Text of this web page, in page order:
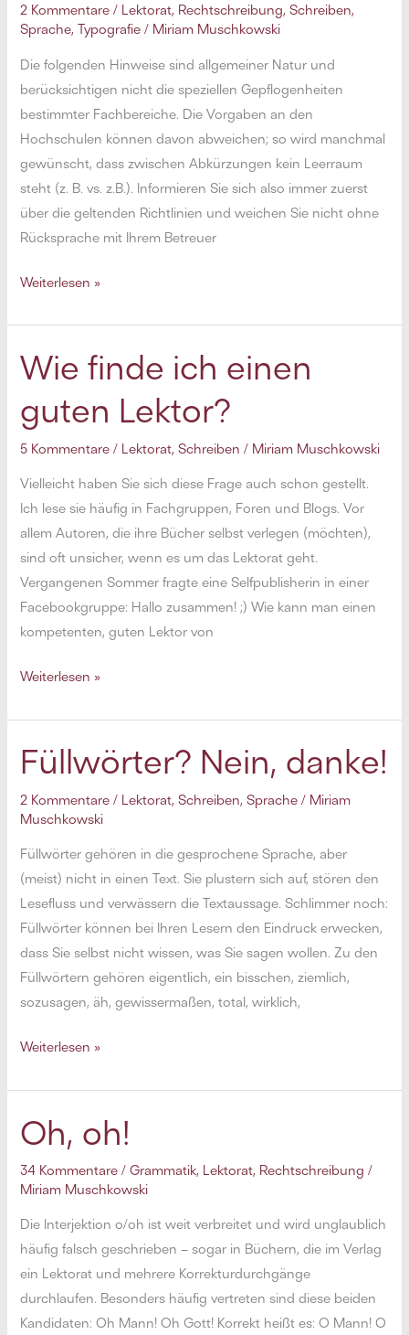
2 Kommentare / Lektorat, Rechtschreibung,Schreiben,
Sprache,Typografie / Miriam Muschkowski
Die folgenden Hinweise sind allgemeiner Natur und
berücksichtigen nicht die speziellen Gepflogenheiten
bestimmter Fachbereiche. Die Vorgaben an den
Hochschulen können davon abweichen; so wird manchmal
gewünscht, dass zwischen Abkürzungen kein Leerraum
steht (z. B. vs. z.B.). Informieren Sie sich also immer zuerst
über die geltenden Richtlinien und weichen Sie nicht ohne
Rücksprache mit Ihrem Betreuer
Wissenschaftliche
verfassen
–
Tipps
und
Hinweise
für
Studenten
Weiterlesen »
Wie finde ich einen
guten Lektor?
5 Kommentare / Lektorat,Schreiben / Miriam Muschkowski
Vielleicht haben Sie sich diese Frage auch schon gestellt.
Ich lese sie häufig in Fachgruppen, Foren und Blogs. Vor
allem Autoren, die ihre Bücher selbst verlegen (möchten),
sind oft unsicher, wenn es um das Lektorat geht.
Vergangenen Sommer fragte eine Selfpublisherin in einer
Facebookgruppe: Hallo zusammen! ;) Wie kann man einen
kompetenten, guten Lektor von
Wie
ich
einen
guten
Lektor?
Weiterlesen »
Füllwörter? Nein, danke!
2 Kommentare / Lektorat,Schreiben,Sprache / Miriam
Muschkowski
Füllwörter gehören in die gesprochene Sprache, aber
(meist) nicht in einen Text. Sie plustern sich auf, stören den
Lesefluss und verwässern die Textaussage. Schlimmer noch:
Füllwörter können bei Ihren Lesern den Eindruck erwecken,
dass Sie selbst nicht wissen, was Sie sagen wollen. Zu den
Füllwörtern gehören eigentlich, ein bisschen, ziemlich,
sozusagen, äh, gewissermaßen, total, wirklich,
Füllwörter?
danke!
Weiterlesen »
Oh, oh!
34 Kommentare /Grammatik, Lektorat, Rechtschreibung /
Miriam Muschkowski
Die Interjektion o/oh ist weit verbreitet und wird unglaublich
häufig falsch geschrieben – sogar in Büchern, die im Verlag
ein Lektorat und mehrere Korrekturdurchgänge
durchlaufen. Besonders häufig vertreten sind diese beiden
Kandidaten: Oh Mann! Oh Gott! Korrekt heißt es: O Mann! O